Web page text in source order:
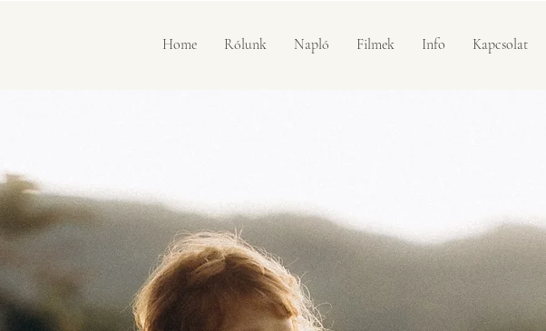
Home Rólunk Napló Filmek Info Kapcsolat